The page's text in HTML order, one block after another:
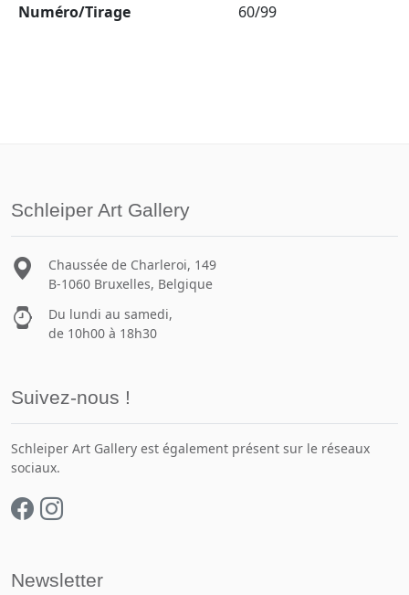
Numéro/Tirage
60/99
Schleiper Art Gallery
Chaussée de Charleroi, 149
B-1060 Bruxelles, Belgique
Du lundi au samedi,
de 10h00 à 18h30
Suivez-nous !
Schleiper Art Gallery est également présent sur le réseaux
sociaux.
Newsletter